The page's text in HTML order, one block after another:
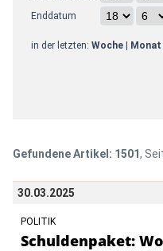
Enddatum
in der letzten: Woche| Monat
Gefundene Artikel: 1501,
30.03.2025
POLITIK
Schuldenpaket: